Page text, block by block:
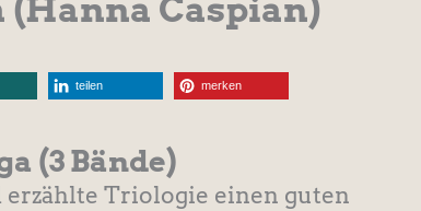
(Hanna Caspian)
teilen merken
(3 Bände)
erzählte Triologie einen guten